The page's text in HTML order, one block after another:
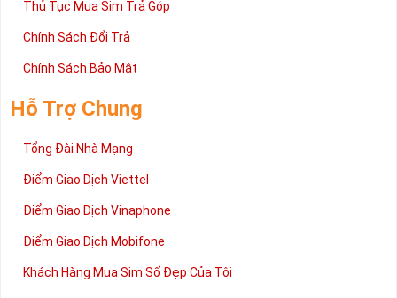
Thủ Tục Mua Sim Trả Góp
Chính Sách Đổi Trả
Chính Sách Bảo Mật
Hỗ Trợ Chung
Tổng Đài Nhà Mạng
Điểm Giao Dịch Viettel
Điểm Giao Dịch Vinaphone
Điểm Giao Dịch Mobifone
Khách Hàng Mua Sim Số Đẹp Của Tôi